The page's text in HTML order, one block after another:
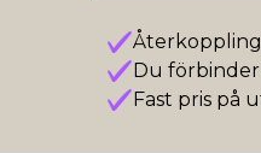
Du
Fast pris på